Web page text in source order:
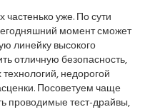
частенько уже. По сути
момент сможет
линейку высокого
отличную безопасность,
недорогой
Посоветуем чаще
проводимые тест-драйвы,